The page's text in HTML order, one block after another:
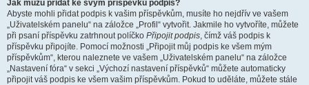
Jak můžu přidat ke svým příspěvků podpis?
Abyste mohli přidat podpis k vašim příspěvkům, musíte ho nejdřív ve vašem
„Uživatelském panelu“ na záložce „Profil“ vytvořit. Jakmile ho vytvoříte, můžete
při psaní příspěvku zatrhnout políčko Připojit podpis, čímž váš podpis k
příspěvku připojíte. Pomocí možnosti „Připojit můj podpis ke všem mým
příspěvkům“, kterou naleznete ve vašem „Uživatelském panelu“ na záložce
„Nastavení fóra“ v sekci „Výchozí nastavení příspěvků“ můžete automaticky
připojit váš podpis ke všem vašim příspěvkům. Pokud to uděláte, můžete stále